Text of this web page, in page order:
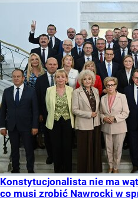
Konstytucjonalista nie ma
co musi zrobić Nawrocki w